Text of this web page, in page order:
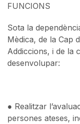
FUNCIONS
Sota la
Mèdica, de la Cap
Addiccions, i de la
desenvolupar:
● Realitzar
persones ateses,